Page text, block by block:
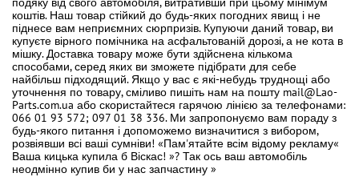
коштів. Наш товар стійкий до будь-яких погодних явищ і не
піднесе вам неприємних сюрпризів. Купуючи даний товар, ви
купуєте вірного помічника на асфальтованій дорозі, а не кота в
мішку. Доставка товару може бути здійснена кількома
способами, серед яких ви зможете підібрати для себе
найбільш підходящий. Якщо у вас є які-небудь труднощі або
уточнення по товару, сміливо пишіть нам на пошту mail@Lao-
Parts.com.ua або скористайтеся гарячою лінією за телефонами:
066 01 93 572; 097 01 38 336. Ми запропонуємо вам пораду з
будь-якого питання і допоможемо визначитися з вибором,
розвіявши всі ваші сумніви! «Пам'ятайте всім відому рекламу«
Ваша кицька купила б Віскас! »? Так ось ваш автомобіль
неодмінно купив би у нас запчастину »